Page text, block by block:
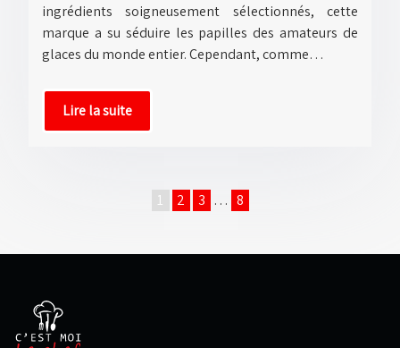
ingrédients soigneusement sélectionnés, cette
marque a su séduire les papilles des amateurs de
glaces du monde entier. Cependant, comme…
Lire la suite
1 2 3 … 8